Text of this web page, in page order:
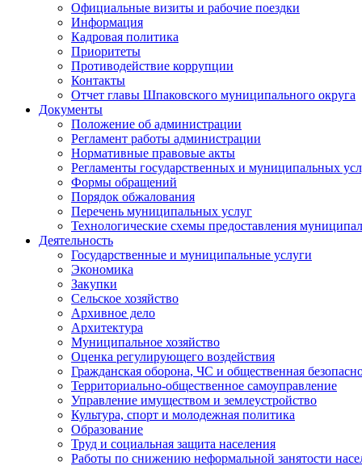
Официальные визиты и рабочие поездки
Информация
Кадровая политика
Приоритеты
Противодействие коррупции
Контакты
Отчет главы Шпаковского муниципального округа
Документы
Положение об администрации
Регламент работы администрации
Нормативные правовые акты
Регламенты государственных и муниципальных
Формы обращений
Порядок обжалования
Перечень муниципальных услуг
Технологические схемы предоставления
Деятельность
Государственные и муниципальные услуги
Экономика
Закупки
Сельское хозяйство
Архивное дело
Архитектура
Муниципальное хозяйство
Оценка регулирующего воздействия
Гражданская оборона, ЧС и общественная
Территориально-общественное самоуправление
Управление имуществом и землеустройство
Культура, спорт и молодежная политика
Образование
Труд и социальная защита населения
Работы по снижению неформальной занятости